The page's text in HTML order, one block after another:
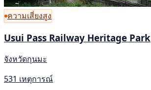
ความเสี่ยงสูง
Usui Pass Railway Heritage Park
จังหวัดกุนมะ
531 เหตุการณ์